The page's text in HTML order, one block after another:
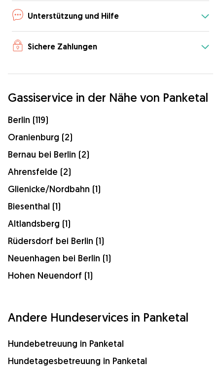
Unterstützung und Hilfe
Sichere Zahlungen
Gassiservice in der Nähe von Panketal
Berlin (119)
Oranienburg (2)
Bernau bei Berlin (2)
Ahrensfelde (2)
Glienicke/Nordbahn (1)
Biesenthal (1)
Altlandsberg (1)
Rüdersdorf bei Berlin (1)
Neuenhagen bei Berlin (1)
Hohen Neuendorf (1)
Andere Hundeservices in Panketal
Hundebetreuung in Panketal
Hundetagesbetreuung in Panketal